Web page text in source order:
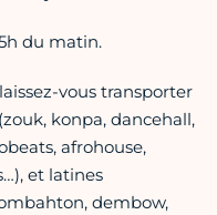
du matin.
vous transporter
konpa, dancehall,
afrohouse,
et latines
dembow,